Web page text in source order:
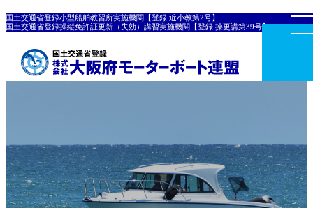
国土交通省登録小型船舶教習所実施機関【登録 近小教第2号】
国土交通省登録操縦免許証更新（失効）講習実施機関【登録 操更講第39号】